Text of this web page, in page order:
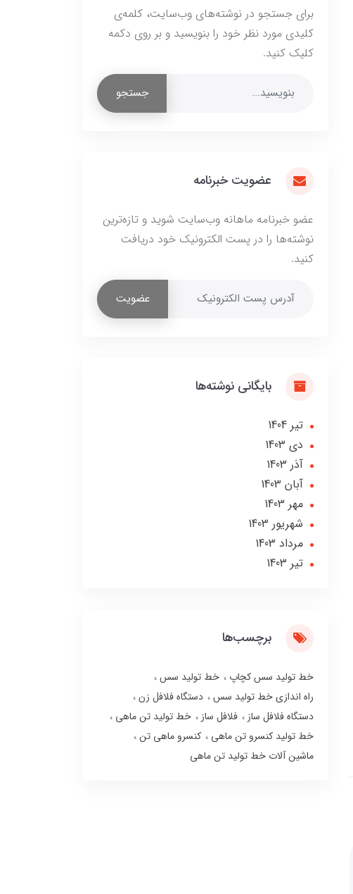
برای جستجو در نوشته‌های وب‌سایت، کلمه‌ی
کلیدی مورد نظر خود را بنویسید و بر روی دکمه
کلیک کنید.
جستجو
عضویت خبرنامه
عضو خبرنامه ماهانه وب‌سایت شوید و تازه‌ترین
نوشته‌ها را در پست الکترونیک خود دریافت
کنید.
عضویت
بایگانی نوشته‌ها
تير 1404
دی 1403
آذر 1403
آبان 1403
مهر 1403
شهریور 1403
مرداد 1403
تير 1403
برچسب‌ها
خط تولید سس کچاپ
خط تولید سس
راه اندازی خط تولید سس
دستگاه فلافل زن
دستگاه فلافل ساز
فلافل ساز
خط تولید تن ماهی
خط تولید کنسرو تن ماهی
کنسرو ماهی تن
ماشین آلات خط تولید تن ماهی